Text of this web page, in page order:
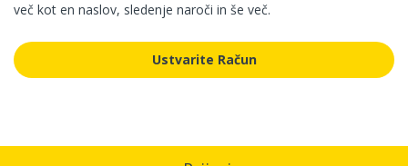
več kot en naslov, sledenje naroči in še več.
Ustvarite Račun